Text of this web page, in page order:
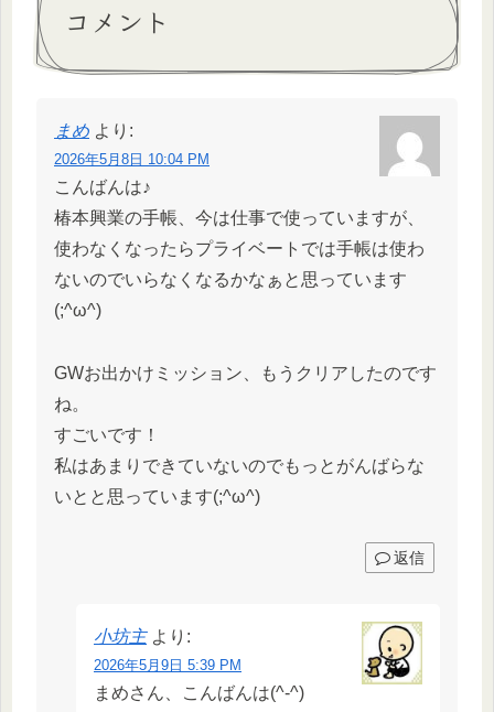
コメント
まめ より:
2026年5月8日 10:04 PM
こんばんは♪
椿本興業の手帳、今は仕事で使っていますが、
使わなくなったらプライベートでは手帳は使わ
ないのでいらなくなるかなぁと思っています
(;^ω^)
GWお出かけミッション、もうクリアしたのです
ね。
すごいです！
私はあまりできていないのでもっとがんばらな
いとと思っています(;^ω^)
返信
小坊主 より:
2026年5月9日 5:39 PM
まめさん、こんばんは(^-^)